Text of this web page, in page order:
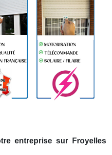
entreprise sur Froyelles